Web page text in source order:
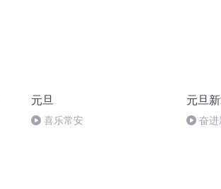
元旦
喜乐常安
元旦
奋进